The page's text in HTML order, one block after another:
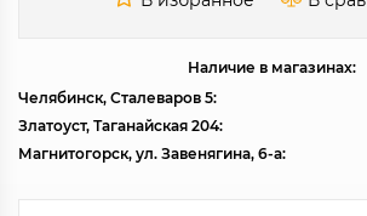
Наличие в магазинах:
Челябинск, Сталеваров 5:
Златоуст, Таганайская 204:
Магнитогорск, ул. Завенягина, 6-а: